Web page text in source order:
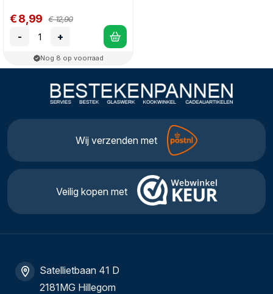
€ 8,99 € 12,90
- +
Nog 8 op voorraad
Wij verzenden met
Veilig kopen met
Satellietbaan 41 D
2181MG Hillegom